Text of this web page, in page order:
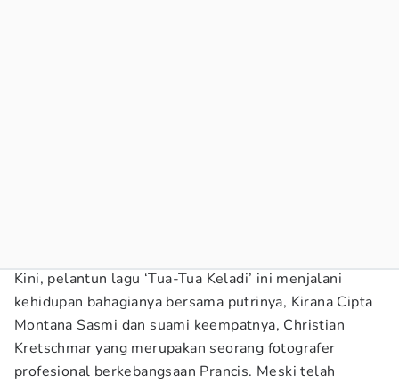
Kini, pelantun lagu ‘Tua-Tua Keladi’ ini menjalani
kehidupan bahagianya bersama putrinya, Kirana Cipta
Montana Sasmi dan suami keempatnya, Christian
Kretschmar yang merupakan seorang fotografer
profesional berkebangsaan Prancis. Meski telah